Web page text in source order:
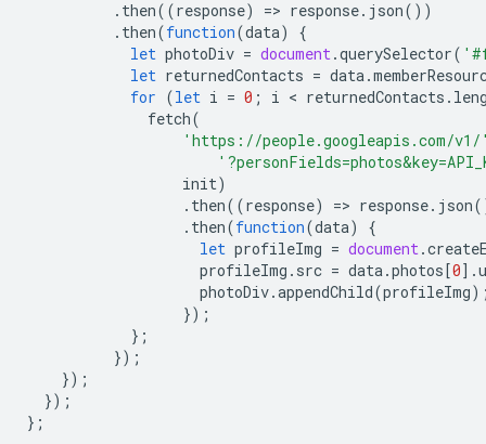
. then((response) => response. json())
. then(function(data)
{
let photoDiv = document.querySelector(
let returnedContacts = data.
for (let i = 0 ; i < returnedContacts .
fetch(
'https://people.googleapis.com/
init)
. then((response) => response. json
. then(function(data)
{
let profileImg = document.
profileImg . src = data.photos [0].
photoDiv.appendChild(profileImg
});
};
});
});
});
};